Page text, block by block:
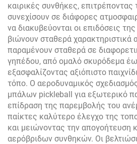
καιρικές συνθήκες, επιτρέποντας
συνεχίσουν σε διάφορες
να διακυβεύονται οι επιδόσεις
βιώνουν σταθερά χαρακτηριστικά
παραμένουν σταθερά σε
γηπέδου, από ομαλό σκυρόδεμα
εξασφαλίζοντας αξιόπιστο
τόπο. Ο αεροδυναμικός
μπάλων pickleball για εξωτερικό
επίδραση της παρεμβολής του
παίκτες καλύτερο έλεγχο της
και μειώνοντας την απογοήτευση
αερόβριδων συνθηκών. Οι